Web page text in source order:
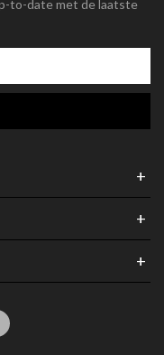
to-date met de laatste
+
+
+